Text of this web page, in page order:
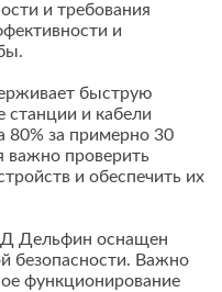
и требования
и
быструю
станции и кабели
80% за примерно 30
важно проверить
и обеспечить их
Дельфин оснащен
безопасности. Важно
функционирование